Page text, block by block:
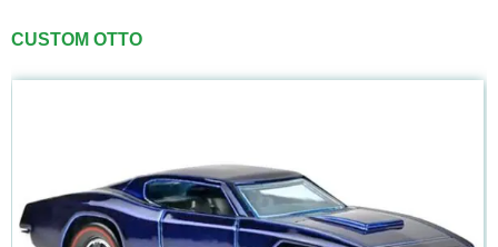
CUSTOM OTTO